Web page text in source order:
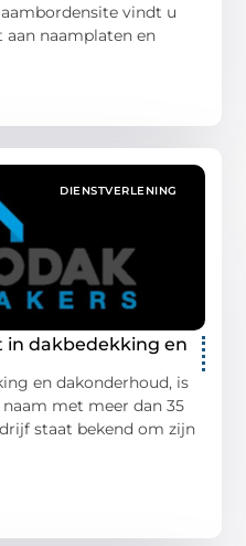
vindt u
naamplaten en
DIENSTVERLENING
in dakbedekking en
en dakonderhoud, is
met meer dan 35
staat bekend om zijn